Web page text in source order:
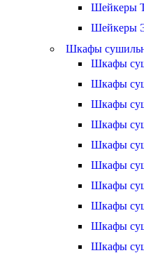
Шейкеры
Шейкеры
Шкафы
Шкафы
Шкафы
Шкафы
Шкафы
Шкафы
Шкафы
Шкафы
Шкафы
Шкафы
Шкафы